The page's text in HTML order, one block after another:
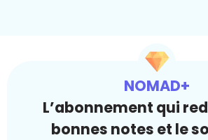
NOMAD+
L’abonnement qui
bonnes notes et le